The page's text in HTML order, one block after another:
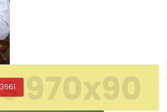
970x90